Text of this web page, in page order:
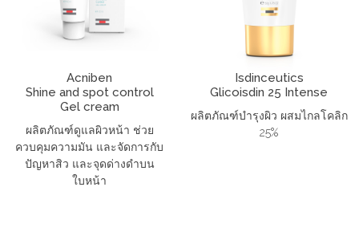
Acniben
Shine and spot control
Gel cream
ผลิตภัณฑ์ดูแลผิวหน้า ช่วย
ควบคุมความมัน และจัดการกับ
ปัญหาสิว และจุดด่างดำบน
ใบหน้า
Isdinceutics
Glicoisdin 25 Intense
ผลิตภัณฑ์บำรุงผิว ผสมไกลโคลิก
25%